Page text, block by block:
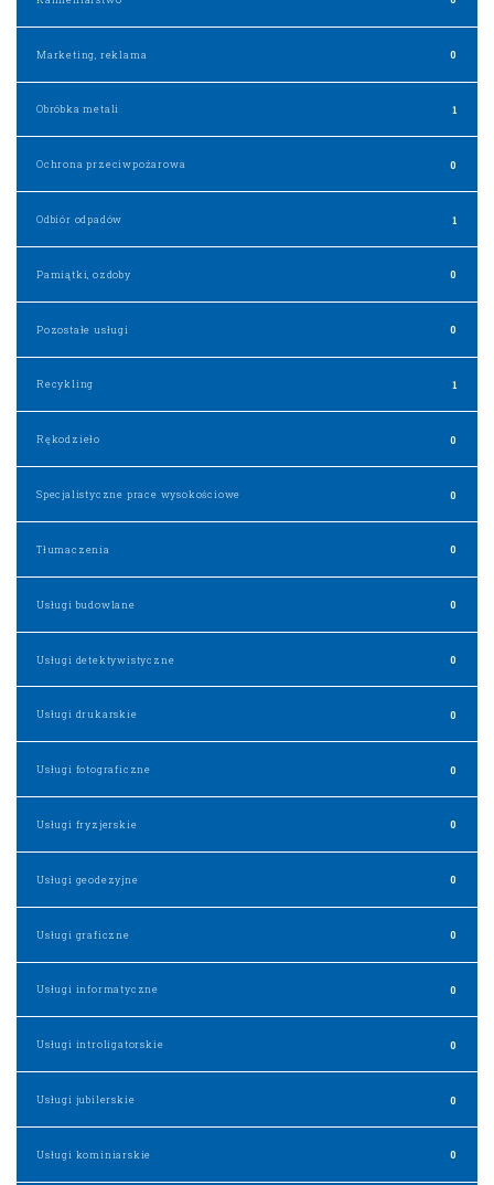
Marketing, reklama 0
Obróbka metali 1
Ochrona przeciwpożarowa 0
Odbiór odpadów 1
Pamiątki, ozdoby 0
Pozostałe usługi 0
Recykling 1
Rękodzieło 0
Specjalistyczne prace wysokościowe 0
Tłumaczenia 0
Usługi budowlane 0
Usługi detektywistyczne 0
Usługi drukarskie 0
Usługi fotograficzne 0
Usługi fryzjerskie 0
Usługi geodezyjne 0
Usługi graficzne 0
Usługi informatyczne 0
Usługi introligatorskie 0
Usługi jubilerskie 0
Usługi kominiarskie 0